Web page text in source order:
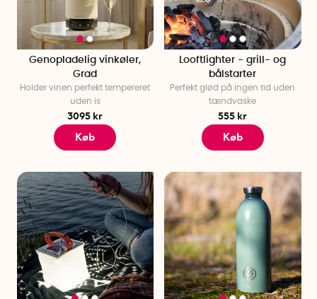
Genopladelig vinkøler,
Grad
Holder vinen perfekt tempereret
uden is
3095 kr
Køb
Looftlighter - grill- og
bålstarter
Perfekt glød på ingen tid uden
tændvaske
555 kr
Køb